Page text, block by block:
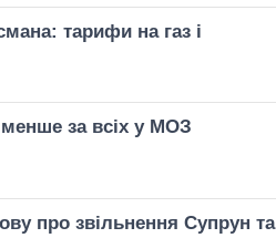
тарифи на газ і
за всіх у МОЗ
про звільнення Супрун та